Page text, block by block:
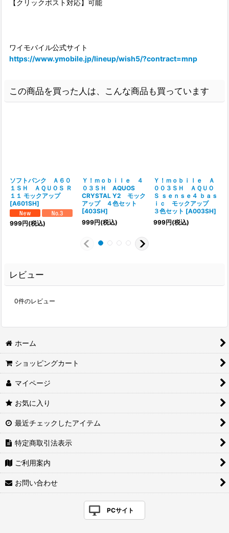
【クリックポスト対応】可能
ワイモバイル公式サイト
https://www.ymobile.jp/lineup/wish5/?contract=mnp
この商品を買った人は、こんな商品も買っています
ソフトバンク Ａ６０
１ＳＨ ＡＱＵＯＳ Ｒ
１１ モックアップ
[A601SH]
999円(税込)
Ｙ！ｍｏｂｉｌｅ ４
０３ＳＨ AQUOS
CRYSTAL Y2 モック
アップ ４色セット
[403SH]
999円(税込)
Ｙ！ｍｏｂｉｌｅ Ａ
００３ＳＨ ＡＱＵＯ
Ｓ ｓｅｎｓｅ４ ｂａｓ
ｉｃ モックアップ
３色セット [A003SH]
999円(税込)
レビュー
0件のレビュー
ホーム
ショッピングカート
マイページ
お気に入り
最近チェックしたアイテム
特定商取引法表示
ご利用案内
お問い合わせ
PCサイト